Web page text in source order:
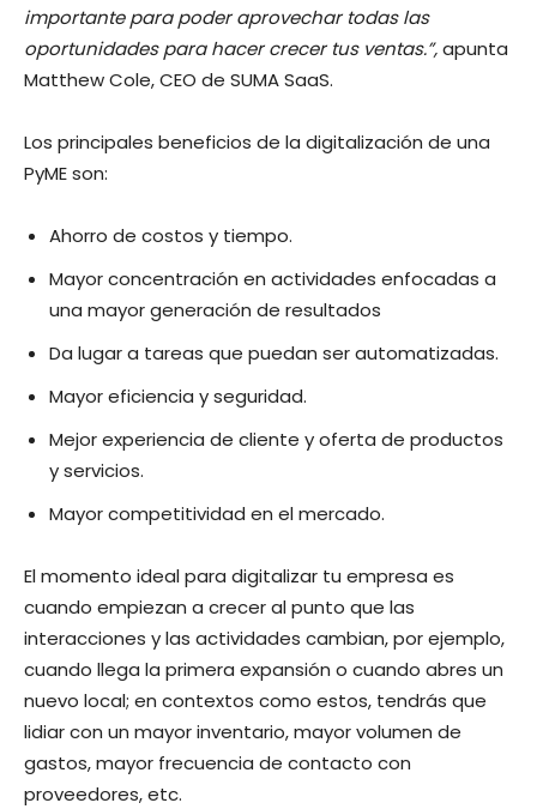
importante para poder aprovechar todas las
oportunidades para hacer crecer tus ventas.”,apunta
Matthew Cole, CEO de SUMA SaaS.
Los principales beneficios de la digitalización de una
PyME son:
Ahorro de costos y tiempo.
Mayor concentración en actividades enfocadas a
una mayor generación de resultados
Da lugar a tareas que puedan ser automatizadas.
Mayor eficiencia y seguridad.
Mejor experiencia de cliente y oferta de productos
y servicios.
Mayor competitividad en el mercado.
El momento ideal para digitalizar tu empresa es
cuando empiezan a crecer al punto que las
interacciones y las actividades cambian, por ejemplo,
cuando llega la primera expansión o cuando abres un
nuevo local; en contextos como estos, tendrás que
lidiar con un mayor inventario, mayor volumen de
gastos, mayor frecuencia de contacto con
proveedores, etc.